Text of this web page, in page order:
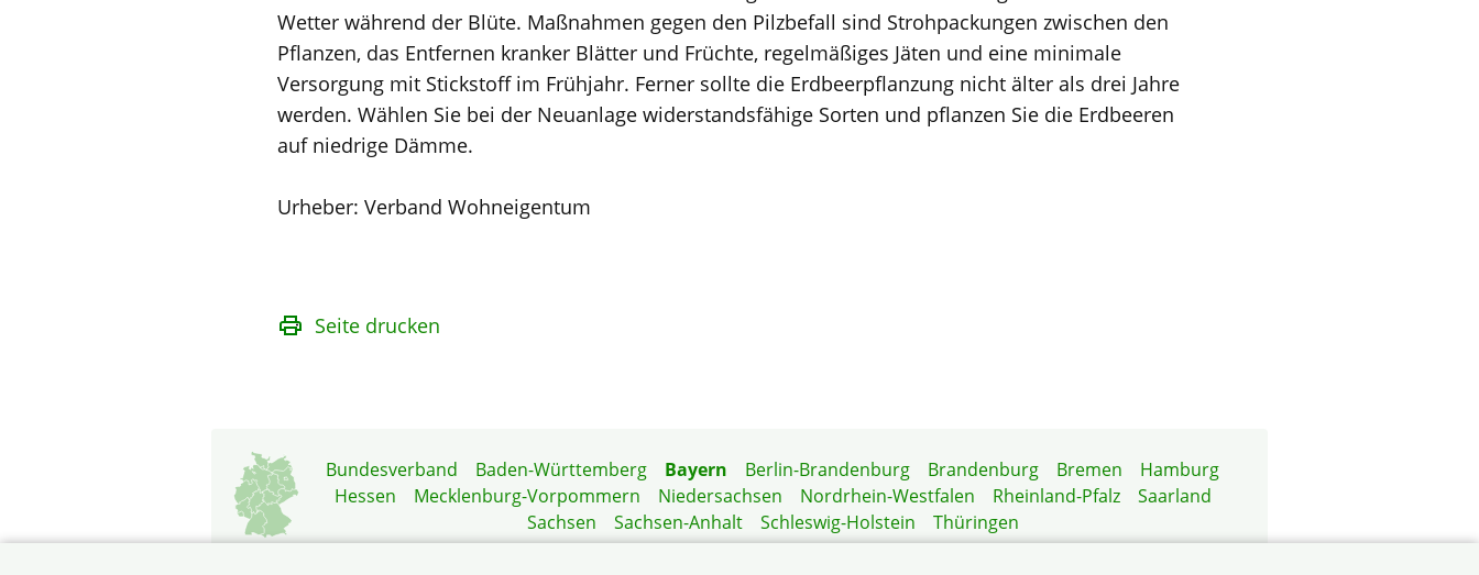
Wetter während der Blüte. Maßnahmen gegen den Pilzbefall sind Strohpackungen zwischen den
Pflanzen, das Entfernen kranker Blätter und Früchte, regelmäßiges Jäten und eine minimale
Versorgung mit Stickstoff im Frühjahr. Ferner sollte die Erdbeerpflanzung nicht älter als drei Jahre
werden. Wählen Sie bei der Neuanlage widerstandsfähige Sorten und pflanzen Sie die Erdbeeren
auf niedrige Dämme.
Urheber: Verband Wohneigentum
Seite drucken
Bundesverband Baden-Württemberg Bayern Berlin-Brandenburg Brandenburg Bremen
Hamburg
Hessen
Mecklenburg-Vorpommern Niedersachsen Nordrhein-Westfalen Rheinland-Pfalz
Saarland
Sachsen
Sachsen-Anhalt Schleswig-Holstein
Thüringen